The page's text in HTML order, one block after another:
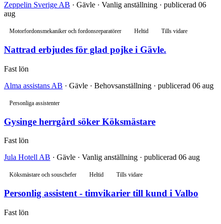
Zeppelin Sverige AB · Gävle · Vanlig anställning · publicerad 06
aug
Motorfordonsmekaniker och fordonsreparatörer Heltid Tills vidare
Nattrad erbjudes för glad pojke i Gävle.
Fast lön
Alma assistans AB · Gävle · Behovsanställning · publicerad 06 aug
Personliga assistenter
Gysinge herrgård söker Köksmästare
Fast lön
Jula Hotell AB · Gävle · Vanlig anställning · publicerad 06 aug
Köksmästare och souschefer Heltid Tills vidare
Personlig assistent - timvikarier till kund i Valbo
Fast lön